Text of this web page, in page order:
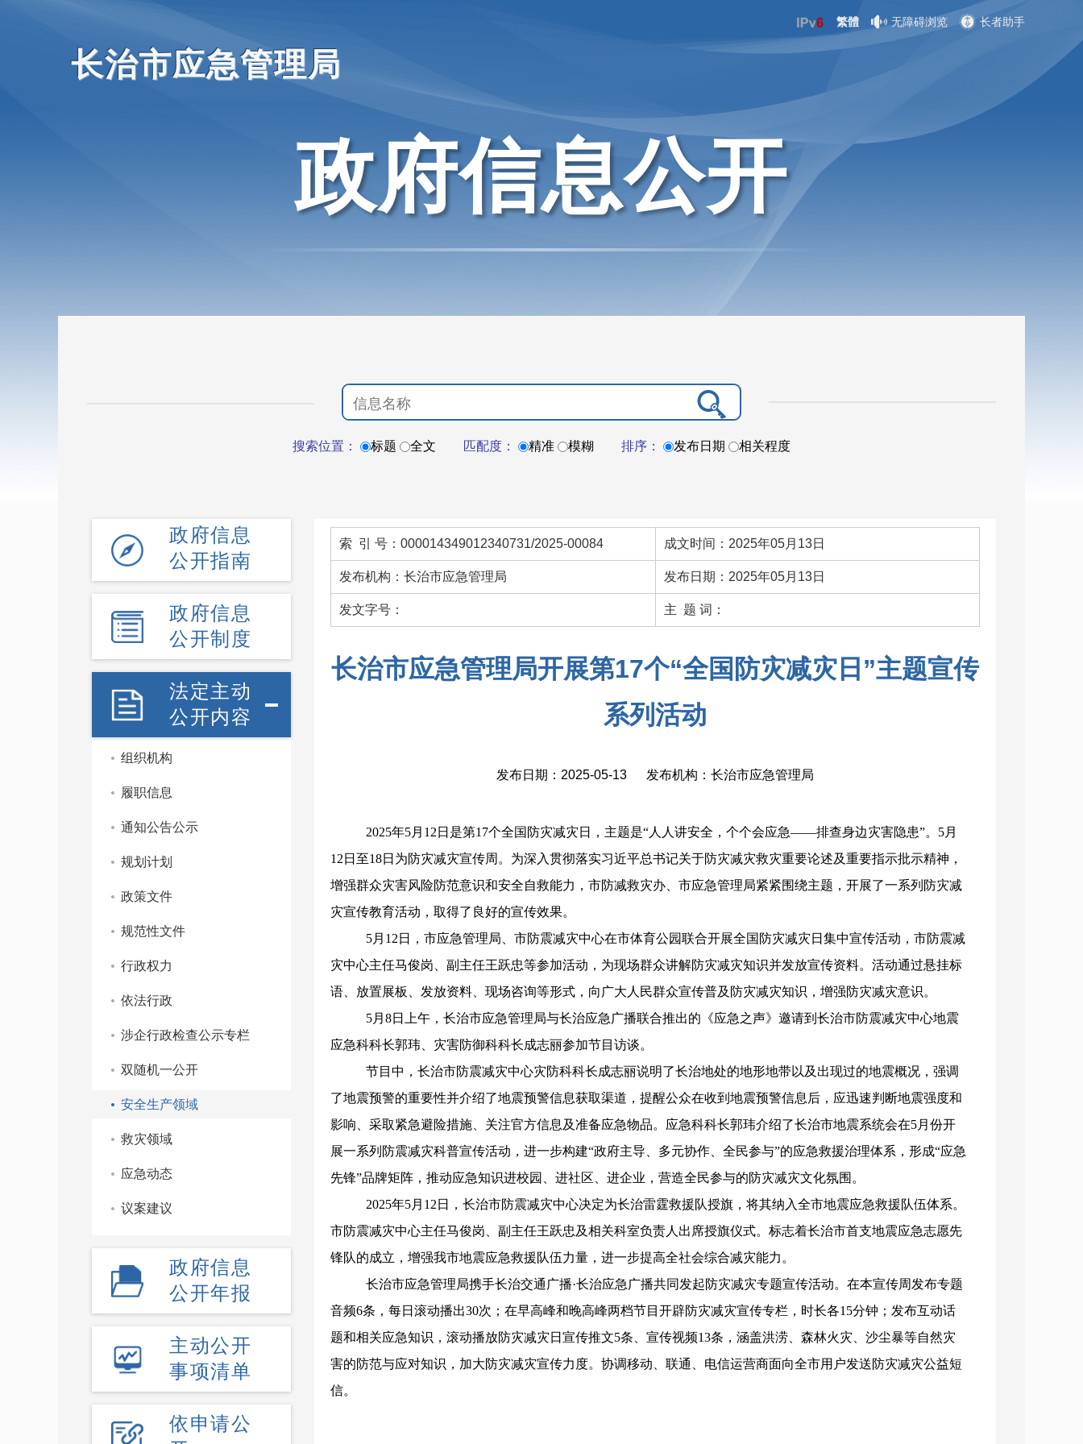
长治市应急管理局
繁體 无障碍浏览 长者助手
政府信息公开
搜索位置： 标题 全文 匹配度： 精准 模糊 排序： 发布日期 相关程度
政府信息
公开指南
政府信息
公开制度
法定主动
公开内容
组织机构
履职信息
通知公告公示
规划计划
政策文件
规范性文件
行政权力
依法行政
涉企行政检查公示专栏
双随机一公开
安全生产领域
救灾领域
应急动态
议案建议
政府信息
公开年报
主动公开
事项清单
依申请公
索 引 号：000014349012340731/2025-00084 成文时间：2025年05月13日
发布机构：长治市应急管理局 发布日期：2025年05月13日
发文字号： 主 题 词：
长治市应急管理局开展第17个“全国防灾减灾日”主题宣传
系列活动
发布日期：2025-05-13 发布机构：长治市应急管理局
2025年5月12日是第17个全国防灾减灾日，主题是“人人讲安全，个个会应急——排查身边灾害隐患”。5月
12日至18日为防灾减灾宣传周。为深入贯彻落实习近平总书记关于防灾减灾救灾重要论述及重要指示批示精神，
增强群众灾害风险防范意识和安全自救能力，市防减救灾办、市应急管理局紧紧围绕主题，开展了一系列防灾减
灾宣传教育活动，取得了良好的宣传效果。
5月12日，市应急管理局、市防震减灾中心在市体育公园联合开展全国防灾减灾日集中宣传活动，市防震减
灾中心主任马俊岗、副主任王跃忠等参加活动，为现场群众讲解防灾减灾知识并发放宣传资料。活动通过悬挂标
语、放置展板、发放资料、现场咨询等形式，向广大人民群众宣传普及防灾减灾知识，增强防灾减灾意识。
5月8日上午，长治市应急管理局与长治应急广播联合推出的《应急之声》邀请到长治市防震减灾中心地震
应急科科长郭玮、灾害防御科科长成志丽参加节目访谈。
节目中，长治市防震减灾中心灾防科科长成志丽说明了长治地处的地形地带以及出现过的地震概况，强调
了地震预警的重要性并介绍了地震预警信息获取渠道，提醒公众在收到地震预警信息后，应迅速判断地震强度和
影响、采取紧急避险措施、关注官方信息及准备应急物品。应急科科长郭玮介绍了长治市地震系统会在5月份开
展一系列防震减灾科普宣传活动，进一步构建“政府主导、多元协作、全民参与”的应急救援治理体系，形成“应急
先锋”品牌矩阵，推动应急知识进校园、进社区、进企业，营造全民参与的防灾减灾文化氛围。
2025年5月12日，长治市防震减灾中心决定为长治雷霆救援队授旗，将其纳入全市地震应急救援队伍体系。
市防震减灾中心主任马俊岗、副主任王跃忠及相关科室负责人出席授旗仪式。标志着长治市首支地震应急志愿先
锋队的成立，增强我市地震应急救援队伍力量，进一步提高全社会综合减灾能力。
长治市应急管理局携手长治交通广播·长治应急广播共同发起防灾减灾专题宣传活动。在本宣传周发布专题
音频6条，每日滚动播出30次；在早高峰和晚高峰两档节目开辟防灾减灾宣传专栏，时长各15分钟；发布互动话
题和相关应急知识，滚动播放防灾减灾日宣传推文5条、宣传视频13条，涵盖洪涝、森林火灾、沙尘暴等自然灾
害的防范与应对知识，加大防灾减灾宣传力度。协调移动、联通、电信运营商面向全市用户发送防灾减灾公益短
信。